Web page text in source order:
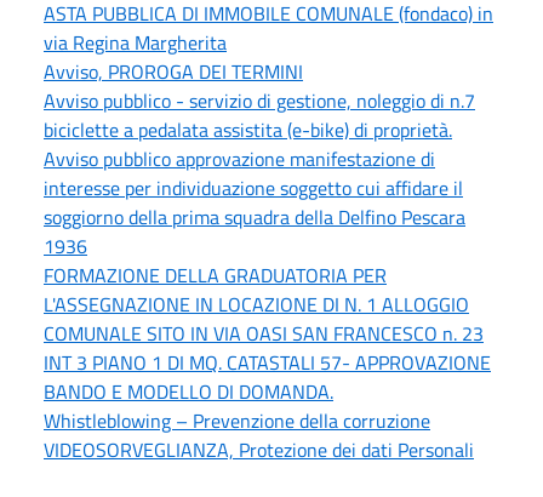
ASTA PUBBLICA DI IMMOBILE COMUNALE (fondaco) in
via Regina Margherita
Avviso, PROROGA DEI TERMINI
Avviso pubblico - servizio di gestione, noleggio di n.7
biciclette a pedalata assistita (e-bike) di proprietà.
Avviso pubblico approvazione manifestazione di
interesse per individuazione soggetto cui affidare il
soggiorno della prima squadra della Delfino Pescara
1936
FORMAZIONE DELLA GRADUATORIA PER
L'ASSEGNAZIONE IN LOCAZIONE DI N. 1 ALLOGGIO
COMUNALE SITO IN VIA OASI SAN FRANCESCO n. 23
INT 3 PIANO 1 DI MQ. CATASTALI 57- APPROVAZIONE
BANDO E MODELLO DI DOMANDA.
Whistleblowing – Prevenzione della corruzione
VIDEOSORVEGLIANZA, Protezione dei dati Personali